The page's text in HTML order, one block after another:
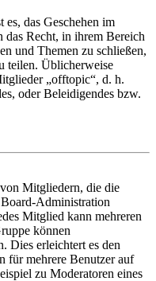
das Geschehen im
das Recht, in ihrem Bereich
und Themen zu schließen,
teilen. Üblicherweise
„offtopic“, d. h.
oder Beleidigendes bzw.
Mitgliedern, die die
Administration
Mitglied kann mehreren
können
Dies erleichtert es den
für mehrere Benutzer auf
zu Moderatoren eines